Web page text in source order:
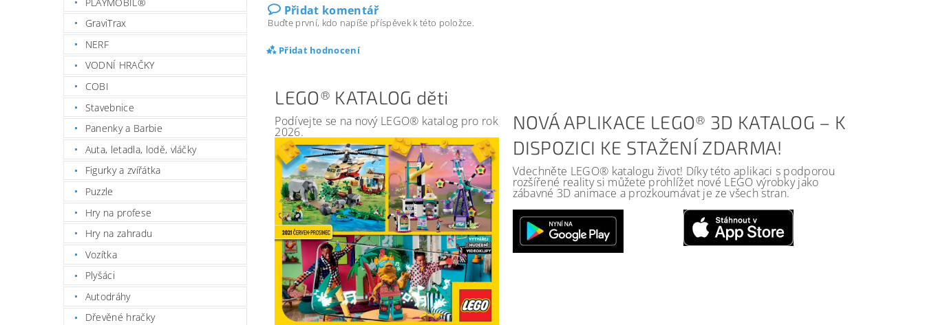
GraviTrax
NERF
VODNÍ HRAČKY
COBI
Stavebnice
Panenky a Barbie
Auta, letadla, lodě, vláčky
Figurky a zvířátka
Puzzle
Hry na profese
Hry na zahradu
Vozítka
Plyšáci
Autodráhy
Dřevěné hračky
Přidat komentář
Buďte první, kdo napíše příspěvek k této položce.
Přidat hodnocení
LEGO® KATALOG děti
Podívejte se na nový LEGO® katalog pro rok
2026.
NOVÁ APLIKACE LEGO® 3D KATALOG – K
DISPOZICI KE STAŽENÍ ZDARMA!
Vdechněte LEGO® katalogu život! Díky této aplikaci s podporou
rozšířené reality si můžete prohlížet nové LEGO výrobky jako
zábavné 3D animace a prozkoumávat je ze všech stran.